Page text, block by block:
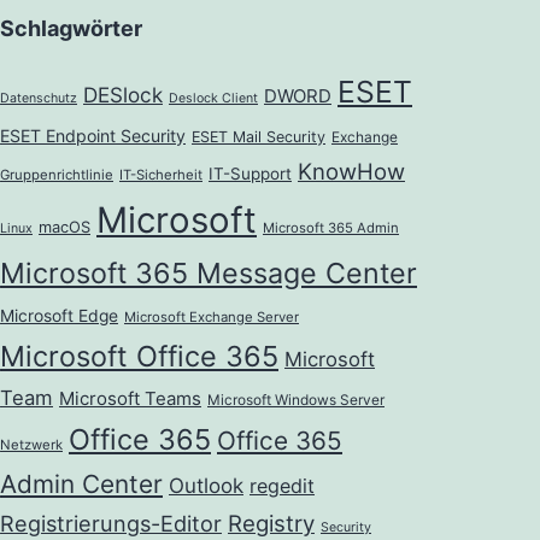
Schlagwörter
Datenschutz DESlock Deslock Client DWORD ESET
ESET Endpoint Security ESET Mail Security Exchange
Gruppenrichtlinie IT-Sicherheit IT-Support KnowHow
Linux macOS Microsoft Microsoft 365 Admin
Microsoft 365 Message Center
Microsoft Edge Microsoft Exchange Server
Microsoft Office 365 Microsoft
Team Microsoft Teams Microsoft Windows Server
Netzwerk Office 365 Office 365
Admin Center Outlook regedit
Registrierungs-Editor Registry Security